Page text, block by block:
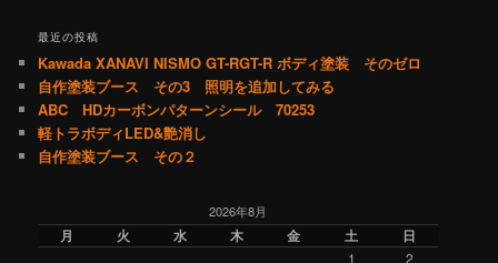
最近の投稿
Kawada XANAVI NISMO GT-RGT-R ボディ塗装 そのゼロ
自作塗装ブース その3 照明を追加してみる
ABC HDカーボンパターンシール 70253
軽トラボディLED&艶消し
自作塗装ブース その２
2026年8月
月 火 水 木 金 土 日
1 2